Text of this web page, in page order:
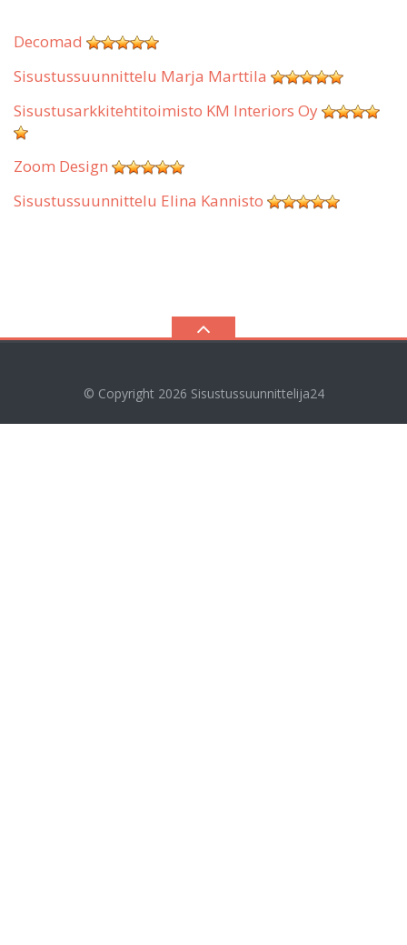
Decomad
Sisustussuunnittelu Marja Marttila
Sisustusarkkitehtitoimisto KM Interiors Oy
Zoom Design
Sisustussuunnittelu Elina Kannisto
© Copyright 2026 Sisustussuunnittelija24